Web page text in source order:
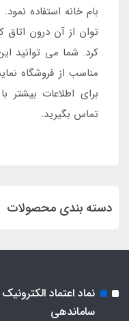
بام خانه استفاده
توان از آن درون
کرد. شما می توانید
مناسب از فروشگاه
برای اطلاعات بیشتر
تماس بگیرید.
دسته بندی محصولات
نماد اعتماد
ساماندهی